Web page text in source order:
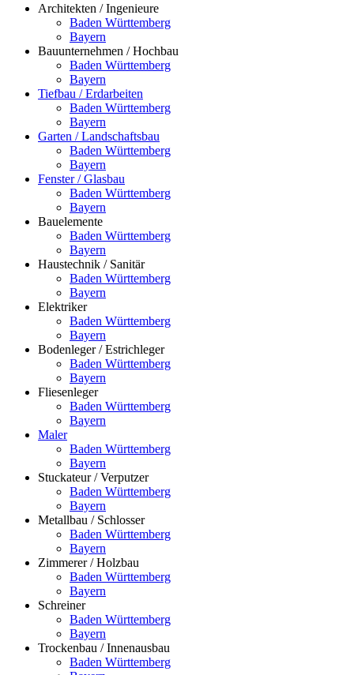
Architekten / Ingenieure
Baden Württemberg
Bayern
Bauunternehmen / Hochbau
Baden Württemberg
Bayern
Tiefbau / Erdarbeiten
Baden Württemberg
Bayern
Garten / Landschaftsbau
Baden Württemberg
Bayern
Fenster / Glasbau
Baden Württemberg
Bayern
Bauelemente
Baden Württemberg
Bayern
Haustechnik / Sanitär
Baden Württemberg
Bayern
Elektriker
Baden Württemberg
Bayern
Bodenleger / Estrichleger
Baden Württemberg
Bayern
Fliesenleger
Baden Württemberg
Bayern
Maler
Baden Württemberg
Bayern
Stuckateur / Verputzer
Baden Württemberg
Bayern
Metallbau / Schlosser
Baden Württemberg
Bayern
Zimmerer / Holzbau
Baden Württemberg
Bayern
Schreiner
Baden Württemberg
Bayern
Trockenbau / Innenausbau
Baden Württemberg